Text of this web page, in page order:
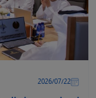
22‏/07‏/2026